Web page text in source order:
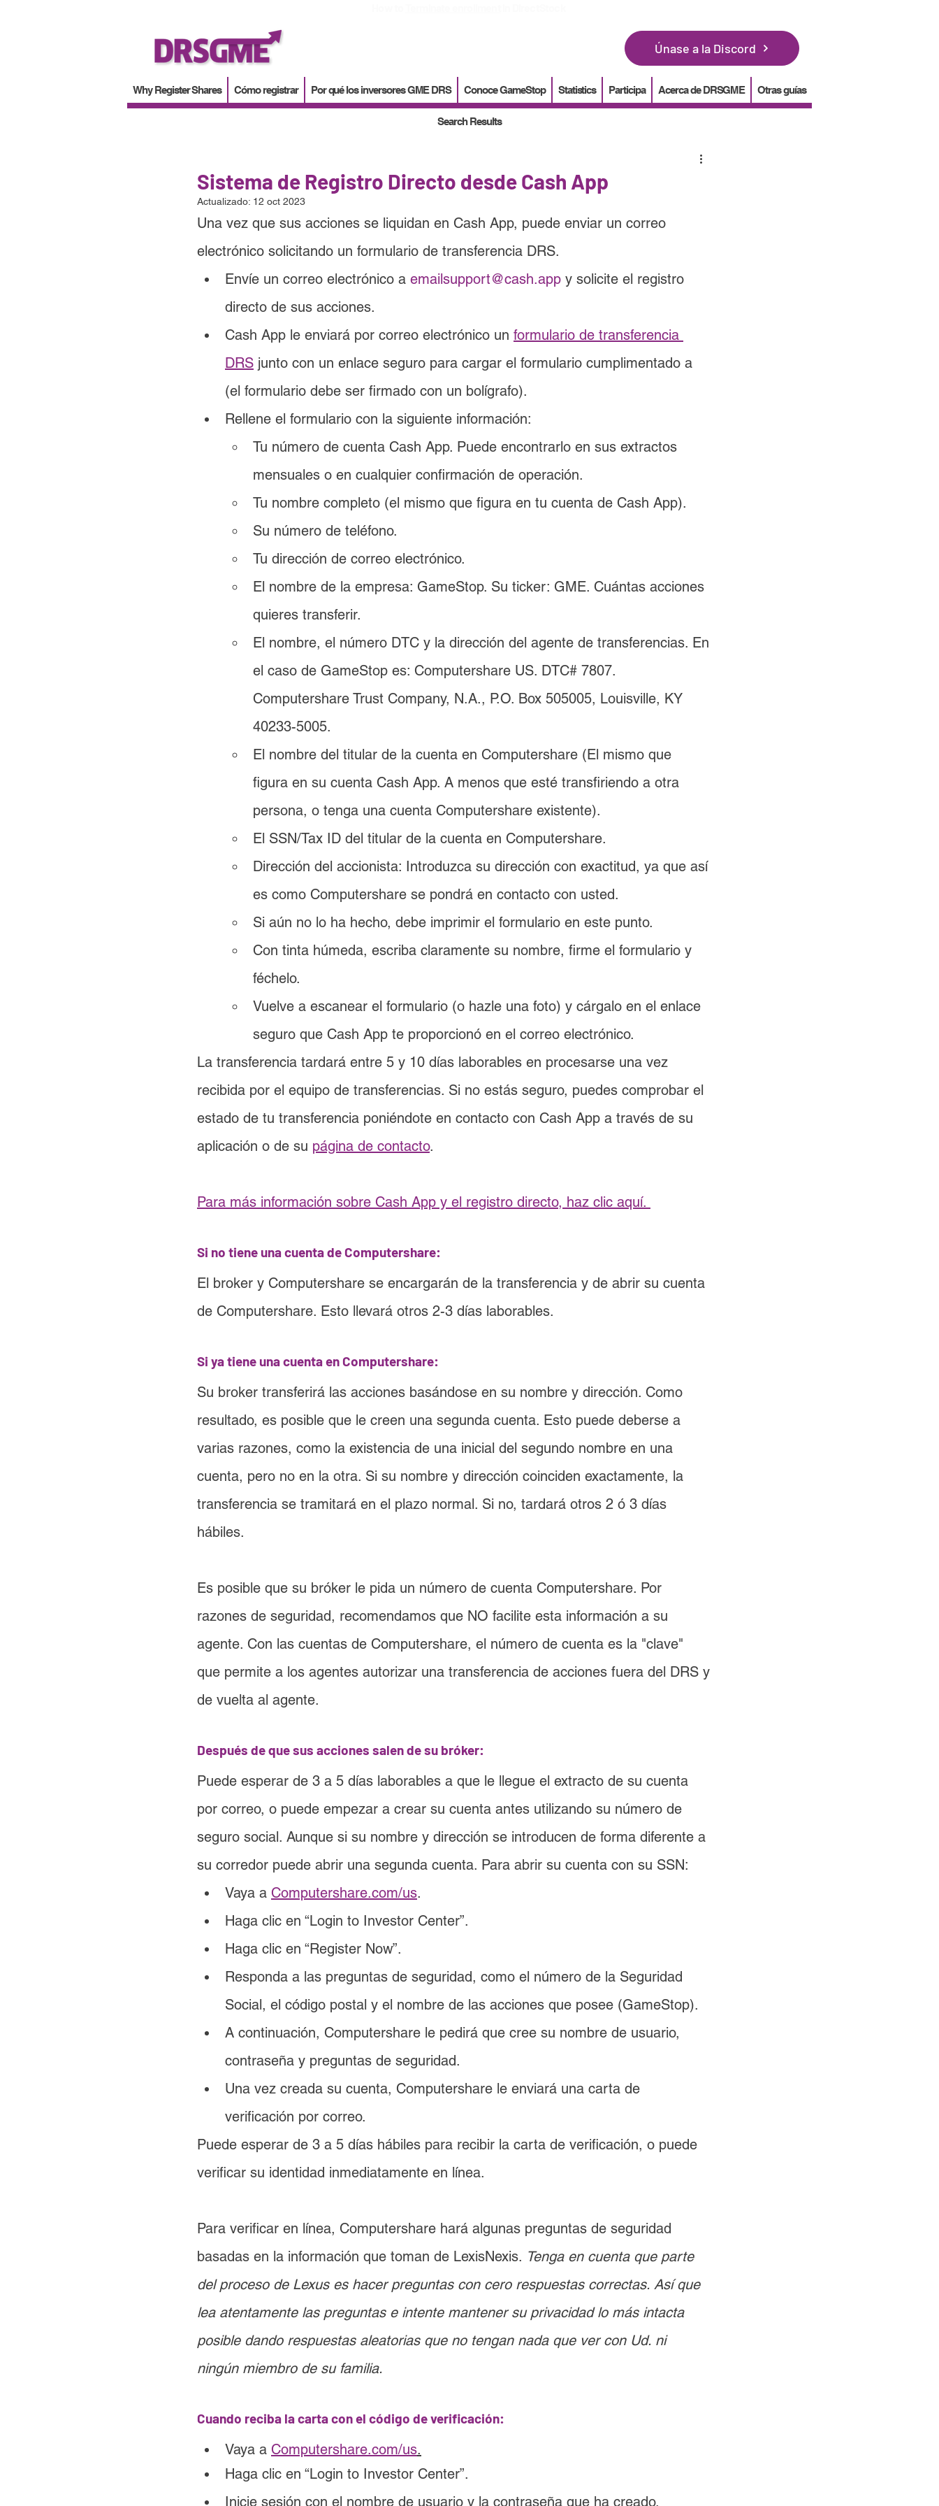
Únase a la Discord
Why Register Shares Cómo registrar Por qué los inversores GME DRS Conoce GameStop Statistics Participa Acerca de DRSGME Otras guías
Search Results
Sistema de Registro Directo desde Cash App
Actualizado: 12 oct 2023
Una vez que sus acciones se liquidan en Cash App, puede enviar un correo
electrónico solicitando un formulario de transferencia DRS.
Envíe un correo electrónico a emailsupport@cash.app y solicite el registro
directo de sus acciones.
Cash App le enviará por correo electrónico un formulario de transferencia
DRS junto con un enlace seguro para cargar el formulario cumplimentado a
(el formulario debe ser firmado con un bolígrafo).
Rellene el formulario con la siguiente información:
Tu número de cuenta Cash App. Puede encontrarlo en sus extractos
mensuales o en cualquier confirmación de operación.
Tu nombre completo (el mismo que figura en tu cuenta de Cash App).
Su número de teléfono.
Tu dirección de correo electrónico.
El nombre de la empresa: GameStop. Su ticker: GME. Cuántas acciones
quieres transferir.
El nombre, el número DTC y la dirección del agente de transferencias. En
el caso de GameStop es: Computershare US. DTC# 7807.
Computershare Trust Company, N.A., P.O. Box 505005, Louisville, KY
40233-5005.
El nombre del titular de la cuenta en Computershare (El mismo que
figura en su cuenta Cash App. A menos que esté transfiriendo a otra
persona, o tenga una cuenta Computershare existente).
El SSN/Tax ID del titular de la cuenta en Computershare.
Dirección del accionista: Introduzca su dirección con exactitud, ya que así
es como Computershare se pondrá en contacto con usted.
Si aún no lo ha hecho, debe imprimir el formulario en este punto.
Con tinta húmeda, escriba claramente su nombre, firme el formulario y
féchelo.
Vuelve a escanear el formulario (o hazle una foto) y cárgalo en el enlace
seguro que Cash App te proporcionó en el correo electrónico.
La transferencia tardará entre 5 y 10 días laborables en procesarse una vez
recibida por el equipo de transferencias. Si no estás seguro, puedes comprobar el
estado de tu transferencia poniéndote en contacto con Cash App a través de su
aplicación o de su página de contacto.
Para más información sobre Cash App y el registro directo, haz clic aquí.
Si no tiene una cuenta de Computershare:
El broker y Computershare se encargarán de la transferencia y de abrir su cuenta
de Computershare. Esto llevará otros 2-3 días laborables.
Si ya tiene una cuenta en Computershare:
Su broker transferirá las acciones basándose en su nombre y dirección. Como
resultado, es posible que le creen una segunda cuenta. Esto puede deberse a
varias razones, como la existencia de una inicial del segundo nombre en una
cuenta, pero no en la otra. Si su nombre y dirección coinciden exactamente, la
transferencia se tramitará en el plazo normal. Si no, tardará otros 2 ó 3 días
hábiles.
Es posible que su bróker le pida un número de cuenta Computershare. Por
razones de seguridad, recomendamos que NO facilite esta información a su
agente. Con las cuentas de Computershare, el número de cuenta es la "clave"
que permite a los agentes autorizar una transferencia de acciones fuera del DRS y
de vuelta al agente.
Después de que sus acciones salen de su bróker:
Puede esperar de 3 a 5 días laborables a que le llegue el extracto de su cuenta
por correo, o puede empezar a crear su cuenta antes utilizando su número de
seguro social. Aunque si su nombre y dirección se introducen de forma diferente a
su corredor puede abrir una segunda cuenta. Para abrir su cuenta con su SSN:
Vaya a Computershare.com/us.
Haga clic en “Login to Investor Center”.
Haga clic en “Register Now”.
Responda a las preguntas de seguridad, como el número de la Seguridad
Social, el código postal y el nombre de las acciones que posee (GameStop).
A continuación, Computershare le pedirá que cree su nombre de usuario,
contraseña y preguntas de seguridad.
Una vez creada su cuenta, Computershare le enviará una carta de
verificación por correo.
Puede esperar de 3 a 5 días hábiles para recibir la carta de verificación, o puede
verificar su identidad inmediatamente en línea.
Para verificar en línea, Computershare hará algunas preguntas de seguridad
basadas en la información que toman de LexisNexis. Tenga en cuenta que parte
del proceso de Lexus es hacer preguntas con cero respuestas correctas. Así que
lea atentamente las preguntas e intente mantener su privacidad lo más intacta
posible dando respuestas aleatorias que no tengan nada que ver con Ud. ni
ningún miembro de su familia.
Cuando reciba la carta con el código de verificación:
Vaya a Computershare.com/us.
Haga clic en “Login to Investor Center”.
Inicie sesión con el nombre de usuario y la contraseña que ha creado.